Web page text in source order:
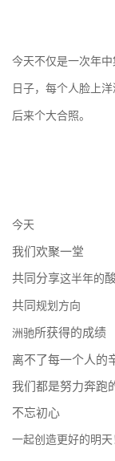
今天不仅是一次年
日子，每个人脸上
后来个大合照。
今天
我们欢聚一堂
共同分享这半年的
共同 规划方向
洲驰所获得的成绩
离不了每一个人的
我们都是努力奔跑
不忘初心
一起创造更好的明天